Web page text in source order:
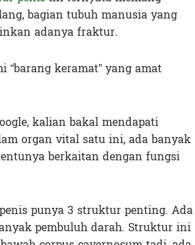
bagian tubuh manusia yang
adanya fraktur.
“barang keramat” yang amat
kalian bakal mendapati
organ vital satu ini, ada banyak
berkaitan dengan fungsi
punya 3 struktur penting. Ada
pembuluh darah. Struktur ini